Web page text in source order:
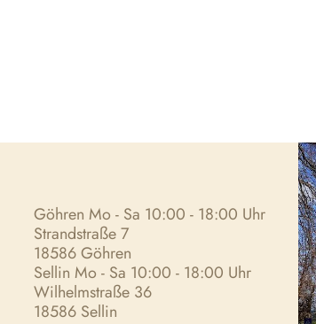
Göhren Mo - Sa 10:00 - 18:00 Uhr
Strandstraße 7
18586 Göhren
Sellin Mo - Sa 10:00 - 18:00 Uhr
Wilhelmstraße 36
18586 Sellin